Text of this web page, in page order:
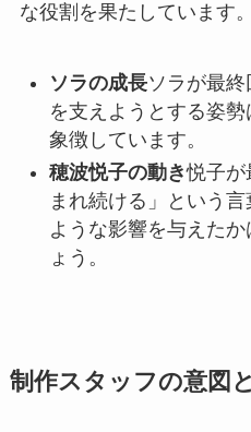
な役割を果たしています。
ソラの成長ソラが最終
を支えようとする姿
象徴しています。
穂波悦子の動き悦子が
まれ続ける」という
ような影響を与えた
ょう。
制作スタッフの意図